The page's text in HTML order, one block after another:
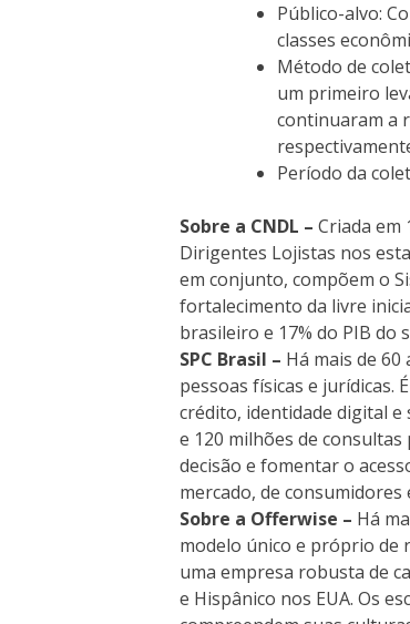
Público-alvo:
classes
Método de
um primeiro
continuaram a
Período da
Sobre a CNDL – Criada em
Dirigentes Lojistas nos
em conjunto, compõem o
fortalecimento da livre
brasileiro e 17% do PIB do
SPC Brasil – Há mais de
pessoas físicas e jurídicas.
crédito, identidade digital e
e 120 milhões de
decisão e fomentar o
mercado, de
Sobre a Offerwise – Há
modelo único e próprio de
uma empresa robusta de
e Hispânico nos EUA. Os